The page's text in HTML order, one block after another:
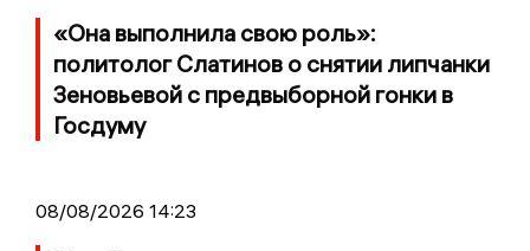
«Она выполнила свою роль»:
политолог Слатинов о снятии липчанки
Зеновьевой с предвыборной гонки в
Госдуму
08/08/2026 14:23